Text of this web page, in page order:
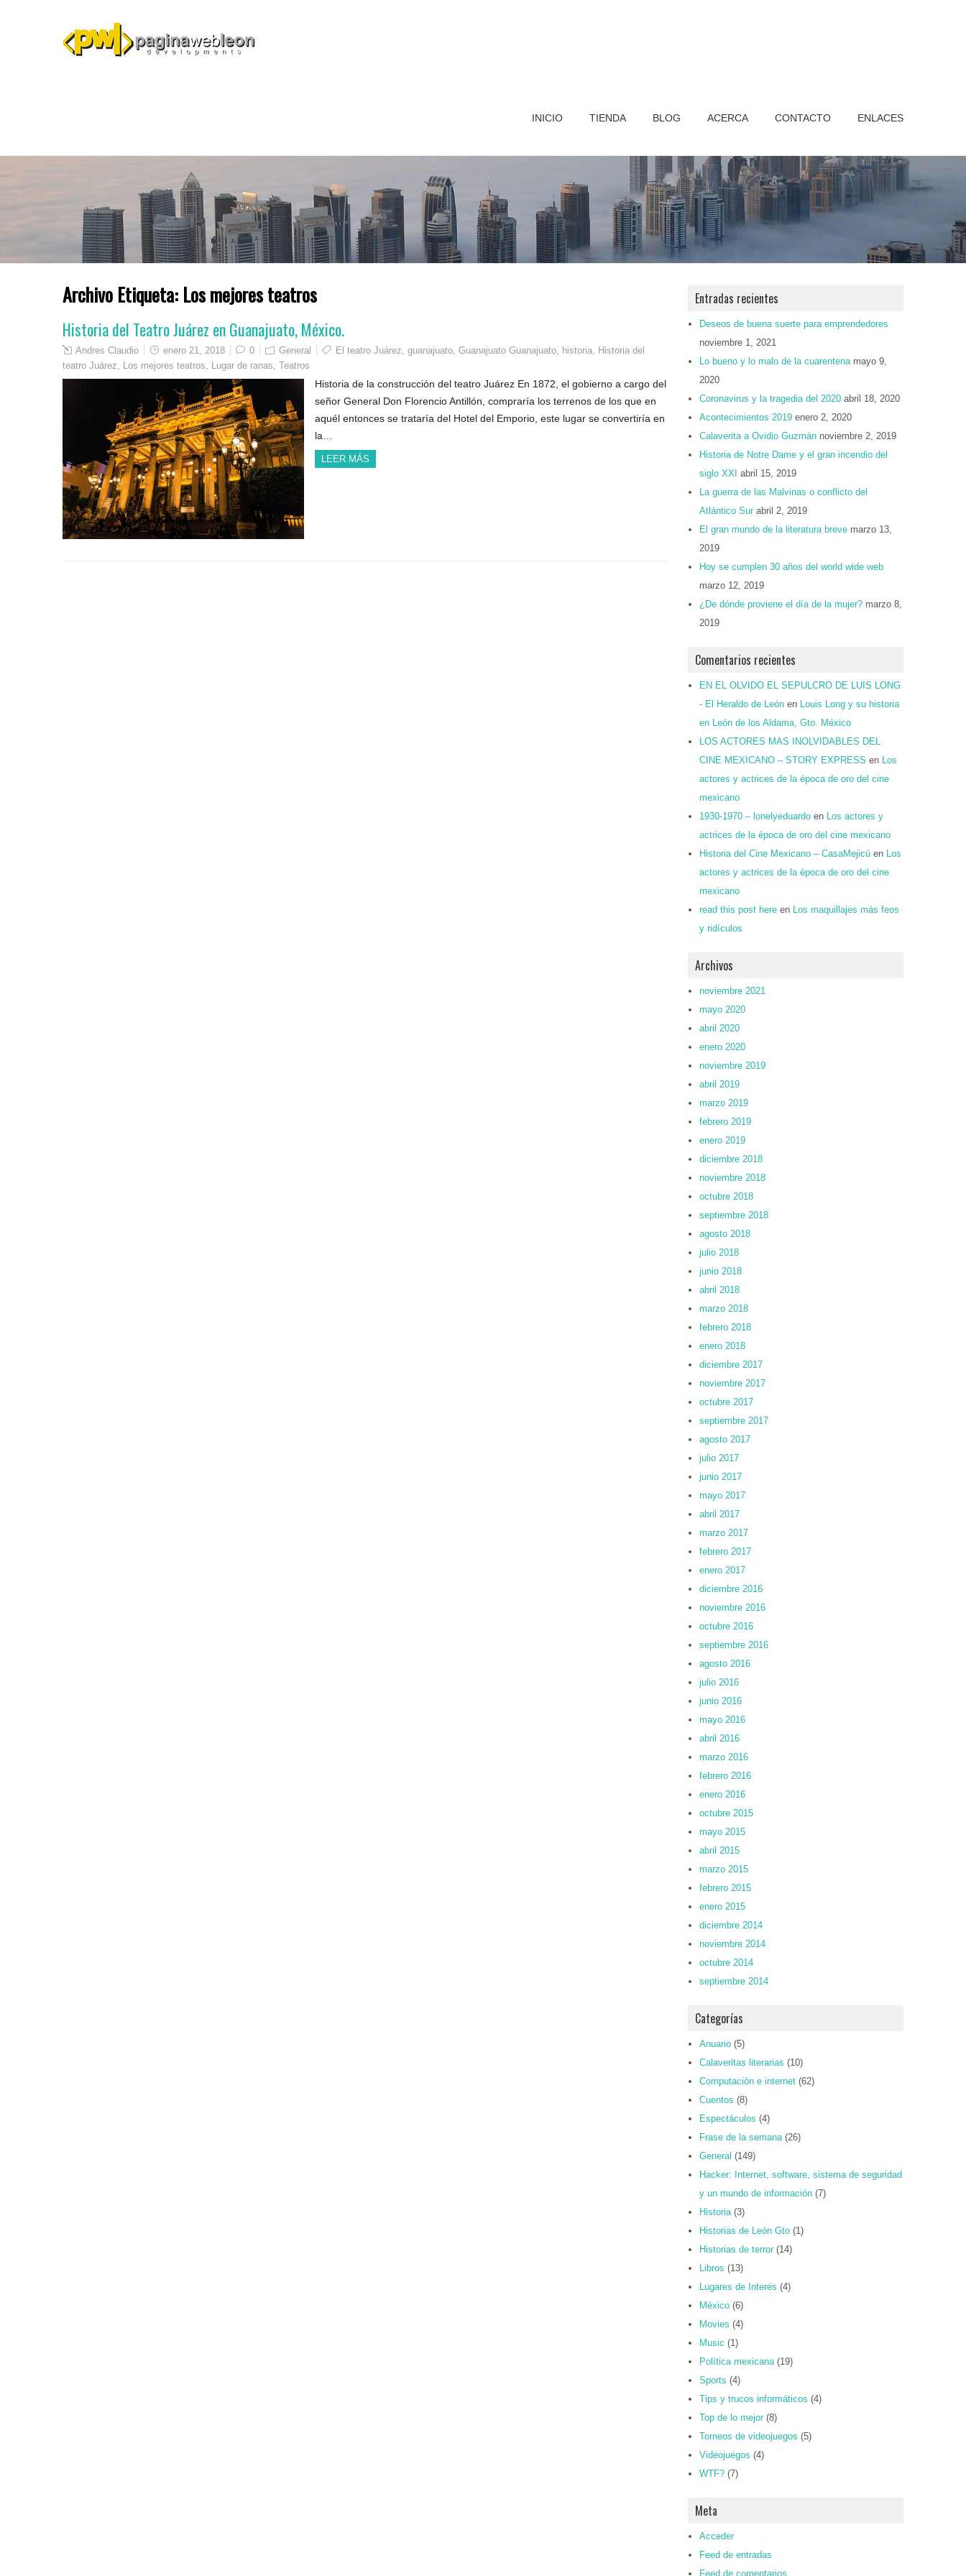
INICIO TIENDA BLOG ACERCA CONTACTO ENLACES
Archivo Etiqueta: Los mejores teatros
Historia del Teatro Juárez en Guanajuato, México.
Andres Claudio enero 21, 2018 0 General El teatro Juárez, guanajuato, Guanajuato Guanajuato, historia, Historia del
teatro Juárez, Los mejores teatros, Lugar de ranas, Teatros
Historia de la construcción del teatro Juárez En 1872, el gobierno a cargo del
señor General Don Florencio Antillón, compraría los terrenos de los que en
aquél entonces se trataría del Hotel del Emporio, este lugar se convertiría en
la…
LEER MÁS
Entradas recientes
Deseos de buena suerte para emprendedores
noviembre 1, 2021
Lo bueno y lo malo de la cuarentena mayo 9,
2020
Coronavirus y la tragedia del 2020 abril 18, 2020
Acontecimientos 2019 enero 2, 2020
Calaverita a Ovidio Guzmán noviembre 2, 2019
Historia de Notre Dame y el gran incendio del
siglo XXI abril 15, 2019
La guerra de las Malvinas o conflicto del
Atlántico Sur abril 2, 2019
El gran mundo de la literatura breve marzo 13,
2019
Hoy se cumplen 30 años del world wide web
marzo 12, 2019
¿De dónde proviene el día de la mujer? marzo 8,
2019
Comentarios recientes
EN EL OLVIDO EL SEPULCRO DE LUIS LONG
- El Heraldo de León en Louis Long y su historia
en León de los Aldama, Gto. México
LOS ACTORES MAS INOLVIDABLES DEL
CINE MEXICANO – STORY EXPRESS en Los
actores y actrices de la época de oro del cine
mexicano
1930-1970 – lonelyeduardo en Los actores y
actrices de la época de oro del cine mexicano
Historia del Cine Mexicano – CasaMejicú en Los
actores y actrices de la época de oro del cine
mexicano
read this post here en Los maquillajes más feos
y ridículos
Archivos
noviembre 2021
mayo 2020
abril 2020
enero 2020
noviembre 2019
abril 2019
marzo 2019
febrero 2019
enero 2019
diciembre 2018
noviembre 2018
octubre 2018
septiembre 2018
agosto 2018
julio 2018
junio 2018
abril 2018
marzo 2018
febrero 2018
enero 2018
diciembre 2017
noviembre 2017
octubre 2017
septiembre 2017
agosto 2017
julio 2017
junio 2017
mayo 2017
abril 2017
marzo 2017
febrero 2017
enero 2017
diciembre 2016
noviembre 2016
octubre 2016
septiembre 2016
agosto 2016
julio 2016
junio 2016
mayo 2016
abril 2016
marzo 2016
febrero 2016
enero 2016
octubre 2015
mayo 2015
abril 2015
marzo 2015
febrero 2015
enero 2015
diciembre 2014
noviembre 2014
octubre 2014
septiembre 2014
Categorías
Anuario (5)
Calaveritas literarias (10)
Computación e internet (62)
Cuentos (8)
Espectáculos (4)
Frase de la semana(26)
General (149)
Hacker: Internet, software, sistema de seguridad
y un mundo de información (7)
Historia(3)
Historias de León Gto (1)
Historias de terror (14)
Libros (13)
Lugares de Interés (4)
México (6)
Movies (4)
Music (1)
Política mexicana(19)
Sports (4)
Tips y trucos informáticos (4)
Top de lo mejor (8)
Torneos de videojuegos (5)
Videojuegos (4)
WTF? (7)
Meta
Acceder
Feed de entradas
Feed de comentarios